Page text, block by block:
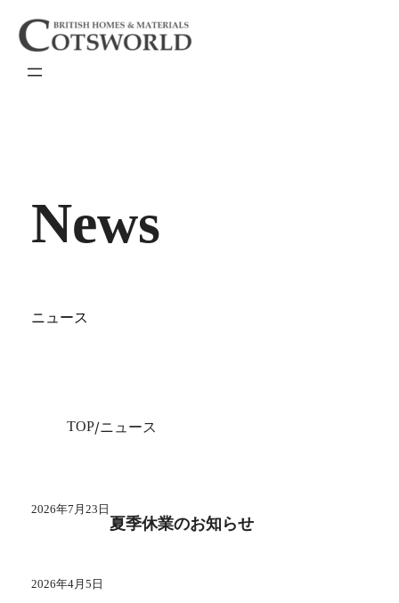
容
News
ニュース
TOP ニュース
2026年7月23日
夏季休業のお知らせ
2026年4月5日